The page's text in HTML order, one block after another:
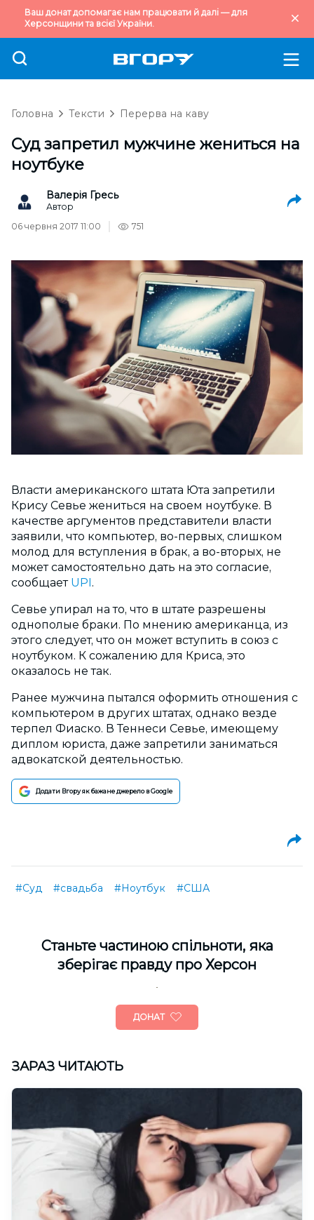
Ваш донат допомагає нам працювати й далі — для
Херсонщини та всієї України.
Головна Тексти Перерва на каву
Суд запретил мужчине жениться на
ноутбуке
Валерія Гресь
Автор
06 червня 2017 11:00
751
Власти американского штата Юта запретили
Крису Севье жениться на своем ноутбуке. В
качестве аргументов представители власти
заявили, что компьютер, во-первых, слишком
молод для вступления в брак, а во-вторых, не
может самостоятельно дать на это согласие,
сообщает UPI .
Севье упирал на то, что в штате разрешены
однополые браки. По мнению американца, из
этого следует, что он может вступить в союз с
ноутбуком. К сожалению для Криса, это
оказалось не так.
Ранее мужчина пытался оформить отношения с
компьютером в других штатах, однако везде
терпел Фиаско. В Теннеси Севье, имеющему
диплом юриста, даже запретили заниматься
адвокатской деятельностью.
Додати Вгору як бажане джерело в Google
#Суд #свадьба #Ноутбук #США
Cтаньте частиною спільноти, яка
зберігає правду про Херсон
ДОНАТ
ЗАРАЗ ЧИТАЮТЬ